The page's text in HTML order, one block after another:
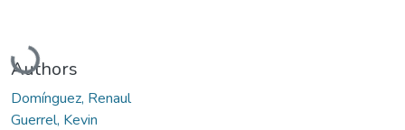
Cargando...
Authors
Domínguez, Renaul
Guerrel, Kevin